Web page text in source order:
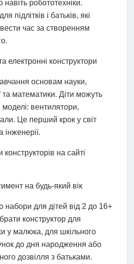
робототехніки.
підлітків і батьків, які
час за створенням
електронні конструктори
основам науки,
та математики. Діти можуть
моделі: вентилятори,
Це перший крок у світ
на сайті
на будь-який вік
набори для дітей від 2 до 16+
конструктор для
у малюка, для шкільного
до дня народження або
дозвілля з батьками.